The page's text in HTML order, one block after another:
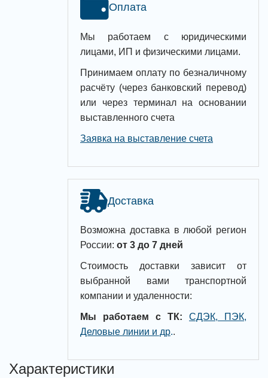
Оплата
Мы работаем с юридическими
лицами, ИП и физическими лицами.
Принимаем оплату по безналичному
расчёту (через банковский перевод)
или через терминал на основании
выставленного счета
Заявка на выставление счета
Доставка
Возможна доставка в любой регион
России: от 3 до 7 дней
Стоимость доставки зависит от
выбранной вами транспортной
компании и удаленности:
Мы работаем с ТК:
СДЭК, ПЭК,
Деловые линии и др..
Характеристики